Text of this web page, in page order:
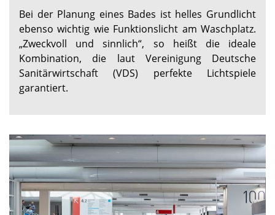
Bei der Planung eines Bades ist helles Grundlicht
ebenso wichtig wie Funktionslicht am Waschplatz.
„Zweckvoll und sinnlich“, so heißt die ideale
Kombination, die laut Vereinigung Deutsche
Sanitärwirtschaft (VDS) perfekte Lichtspiele
garantiert.